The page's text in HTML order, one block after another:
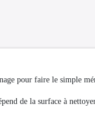
pour faire le simple
de la surface à